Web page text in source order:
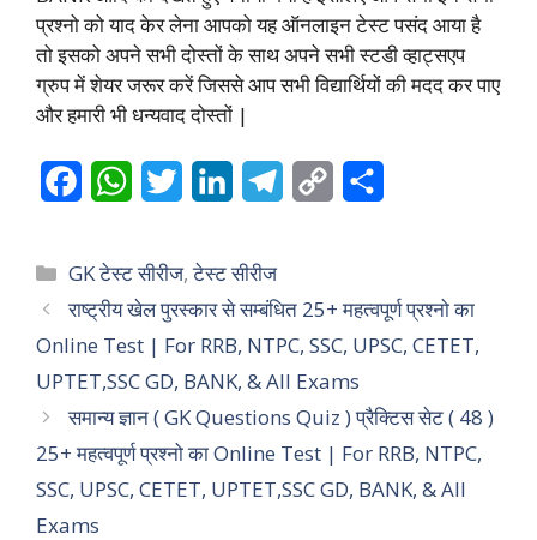
प्रश्नो को याद केर लेना आपको यह ऑनलाइन टेस्ट पसंद आया है
तो इसको अपने सभी दोस्तों के साथ अपने सभी स्टडी व्हाट्सएप
ग्रुप में शेयर जरूर करें जिससे आप सभी विद्यार्थियों की मदद कर पाए
और हमारी भी धन्यवाद दोस्तों |
c
e
b
o
o
k
W
a
t
s
A
p
p
i
t
t
e
r
n
k
e
d
I
n
e
g
r
a
m
y
L
i
n
k
r
e
Categories
GK टेस्ट सीरीज,टेस्ट सीरीज
राष्ट्रीय खेल पुरस्कार से सम्बंधित 25+ महत्वपूर्ण प्रश्नो का
Online Test | For RRB, NTPC, SSC, UPSC, CETET,
UPTET,SSC GD, BANK, & All Exams
समान्य ज्ञान ( GK Questions Quiz ) प्रैक्टिस सेट ( 48 )
25+ महत्वपूर्ण प्रश्नो का Online Test | For RRB, NTPC,
SSC, UPSC, CETET, UPTET,SSC GD, BANK, & All
Exams